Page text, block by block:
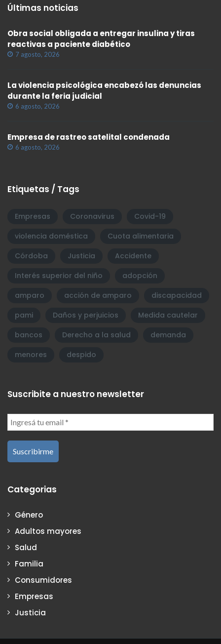
Últimas noticias
Obra social obligada a entregar insulina y tiras
reactivas a paciente diabético
7 agosto, 2026
La violencia psicológica encabezó las denuncias
durante la feria judicial
6 agosto, 2026
Empresa de rastreo satelital condenada
6 agosto, 2026
Etiquetas / Tags
Empresas Coronavirus
Covid-19
violencia doméstica
Cuota alimentaria
Córdoba
Justicia
Accidente
Interés superior del niño
adopción
amparo
acción de amparo
discapacidad
pami
Daños y perjuicios
Medida cautelar
bancos
Derecho a la salud
demanda
menores
despido
Suscribite a nuestro newsletter
Categorias
Género
Adultos mayores
Salud
Familia
Consumidores
Empresas
Justicia